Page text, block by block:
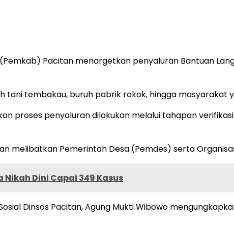
Pacitan menargetkan penyaluran Bantuan
tani tembakau, buruh pabrik rokok, hingga
proses penyaluran dilakukan melalui tahapan
melibatkan Pemerintah Desa (Pemdes) serta
Nikah Dini Capai 349 Kasus
Dinsos Pacitan, Agung Mukti Wibowo